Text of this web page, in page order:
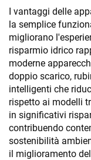
I vantaggi delle
la semplice
migliorano
risparmio idrico
moderne
doppio scarico,
intelligenti che
rispetto ai modelli
in significativi
contribuendo
sostenibilità
il miglioramento